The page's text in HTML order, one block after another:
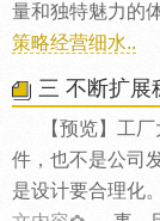
量和独特魅力的
策略经营细水..
三 不断扩展
【预览】工
件，也不是公司
是设计要合理化